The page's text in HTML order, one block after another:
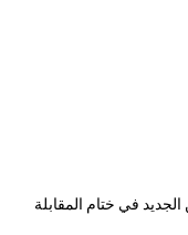
في ختام المقابلة